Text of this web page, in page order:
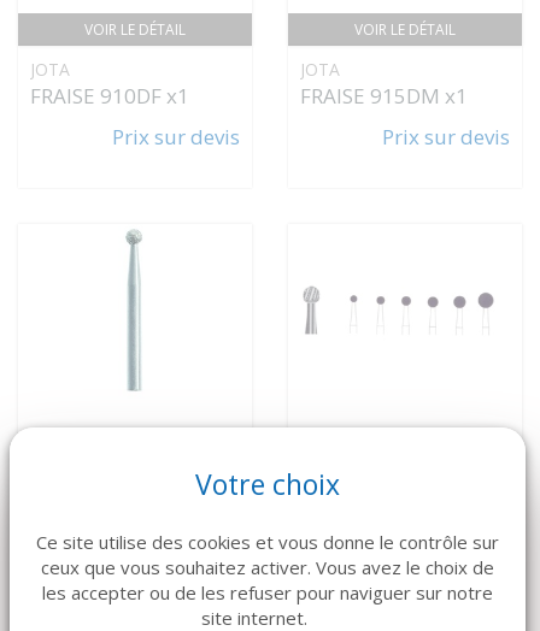
VOIR LE DÉTAIL
JOTA
FRAISE 910DF x1
Prix sur devis
VOIR LE DÉTAIL
JOTA
FRAISE 915DM x1
Prix sur devis
Fraise Boule (x3) -
diamantées pour
fraise Boule (x3) -
Tungstene pour CA
Votre choix
Ce site utilise des cookies et vous donne le contrôle sur
ceux que vous souhaitez activer. Vous avez le choix de
les accepter ou de les refuser pour naviguer sur notre
site internet.